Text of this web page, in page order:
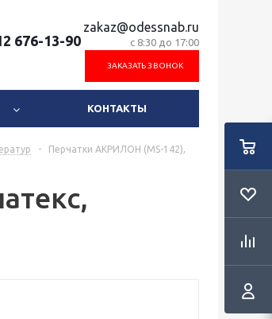
676-13-90
zakaz@odessnab.ru
с 8:30 до 17:00
ЗАКАЗАТЬ ЗВОНОК
КОНТАКТЫ
-
Перчатки АКРИЛОН (MS-142),